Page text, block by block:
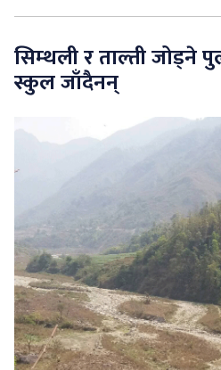
सुचनाहरु
स्वास्थ्य
सिम्थली र ताल्ती जोड्ने
स्कुल जाँदैनन्